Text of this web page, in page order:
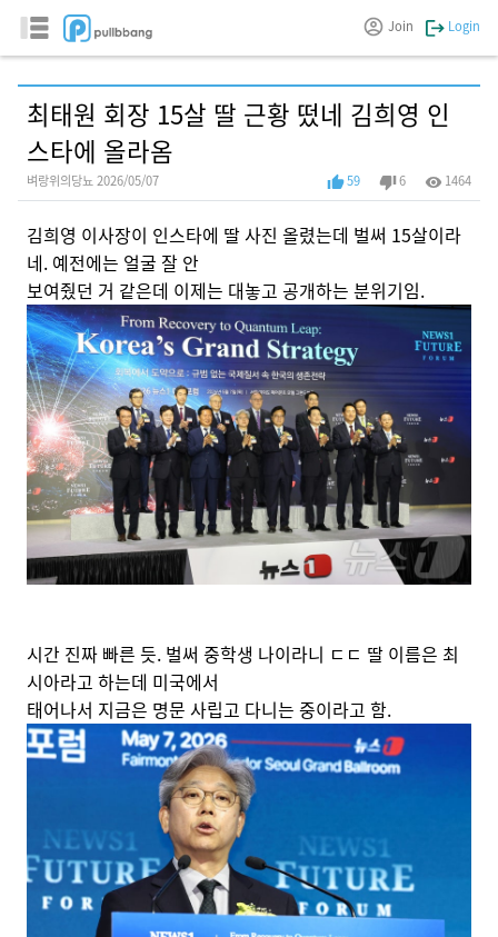
Join Login
최태원 회장 15살 딸 근황 떴네 김희영 인
스타에 올라옴
벼랑위의당뇨 2026/05/07 59 6 1464
김희영 이사장이 인스타에 딸 사진 올렸는데 벌써 15살이라
네. 예전에는 얼굴 잘 안
보여줬던 거 같은데 이제는 대놓고 공개하는 분위기임.
시간 진짜 빠른 듯. 벌써 중학생 나이라니 ㄷㄷ 딸 이름은 최
시아라고 하는데 미국에서
태어나서 지금은 명문 사립고 다니는 중이라고 함.